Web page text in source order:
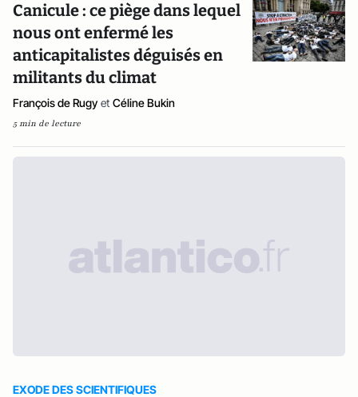
Canicule : ce piège dans lequel
nous ont enfermé les
anticapitalistes déguisés en
militants du climat
François de Rugy et Céline Bukin
5 min de lecture
EXODE DES SCIENTIFIQUES